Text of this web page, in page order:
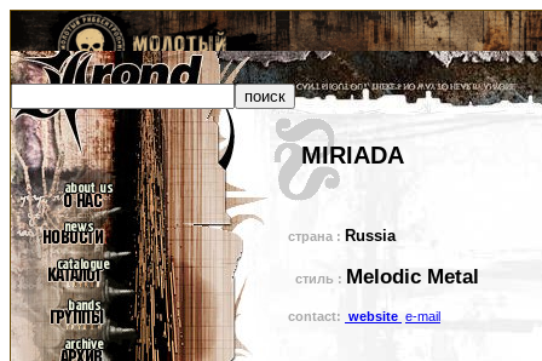
MIRIADA
страна : Russia
стиль : Melodic Metal
contact: website e-mail